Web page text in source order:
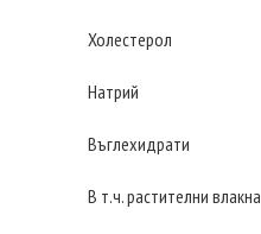
Холестерол
Натрий
Въглехидрати
В т.ч. растителни влакна